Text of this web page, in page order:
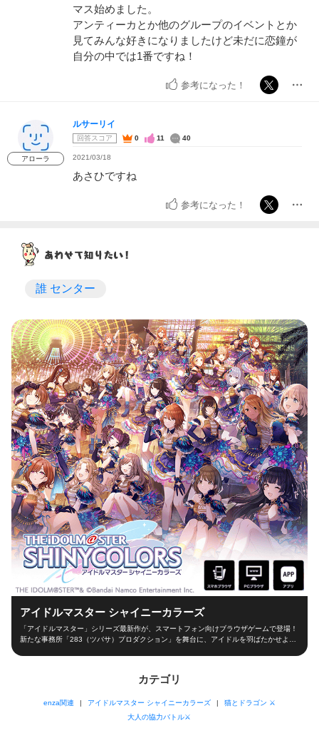
マス始めました。
アンティーカとか他のグループのイベントとか
見てみんな好きになりましたけど未だに恋鐘が
自分の中では1番ですね！
参考になった！
アローラ
ルサーリイ
回答スコア 0 11 40
2021/03/18
あさひですね
参考になった！
誰 センター
アイドルマスター シャイニーカラーズ
「アイドルマスター」シリーズ最新作が、スマートフォン向けブラウザゲームで登場！
新たな事務所「283（ツバサ）プロダクション」を舞台に、アイドルを羽ばたかせよ
て、レッスンやお仕事、オーディションなどの行動を選択！限られた期間の中でアイド
出場できるかは、プロデューサーの腕次第！ ■アイドルと信頼関係を深めよう！■ アイ
ドルと信頼関係を築くのもプロデューサーの大切なお仕事！朝の挨拶からライブ直前ま
カテゴリ
enza関連 アイドルマスター シャイニーカラーズ
猫とドラゴン ⚔
大人の協力バトル⚔